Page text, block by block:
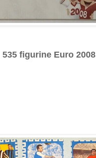
535 figurine Euro 2008